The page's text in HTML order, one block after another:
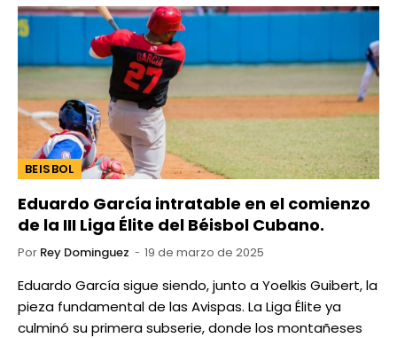
BEISBOL
Eduardo García intratable en el comienzo
de la III Liga Élite del Béisbol Cubano.
Por Rey Dominguez 19 de marzo de 2025
Eduardo García sigue siendo, junto a Yoelkis Guibert, la
pieza fundamental de las Avispas. La Liga Élite ya
culminó su primera subserie, donde los montañeses